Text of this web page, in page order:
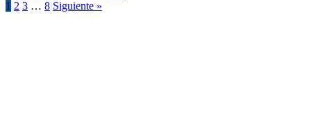
1 2 3 … 8 Siguiente »